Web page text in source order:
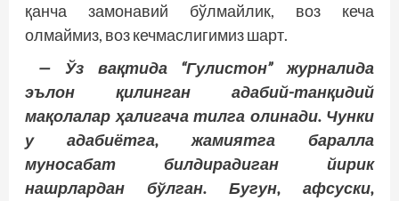
қанча замонавий бўлмайлик, воз кеча
олмаймиз, воз кечмаслигимиз шарт.
— Ўз вақтида “Гулистон” журналида
эълон қилинган адабий-танқидий
мақолалар ҳалигача тилга олинади. Чунки
у адабиётга, жамиятга баралла
муносабат билдирадиган йирик
нашрлардан бўлган. Бугун, афсуски,